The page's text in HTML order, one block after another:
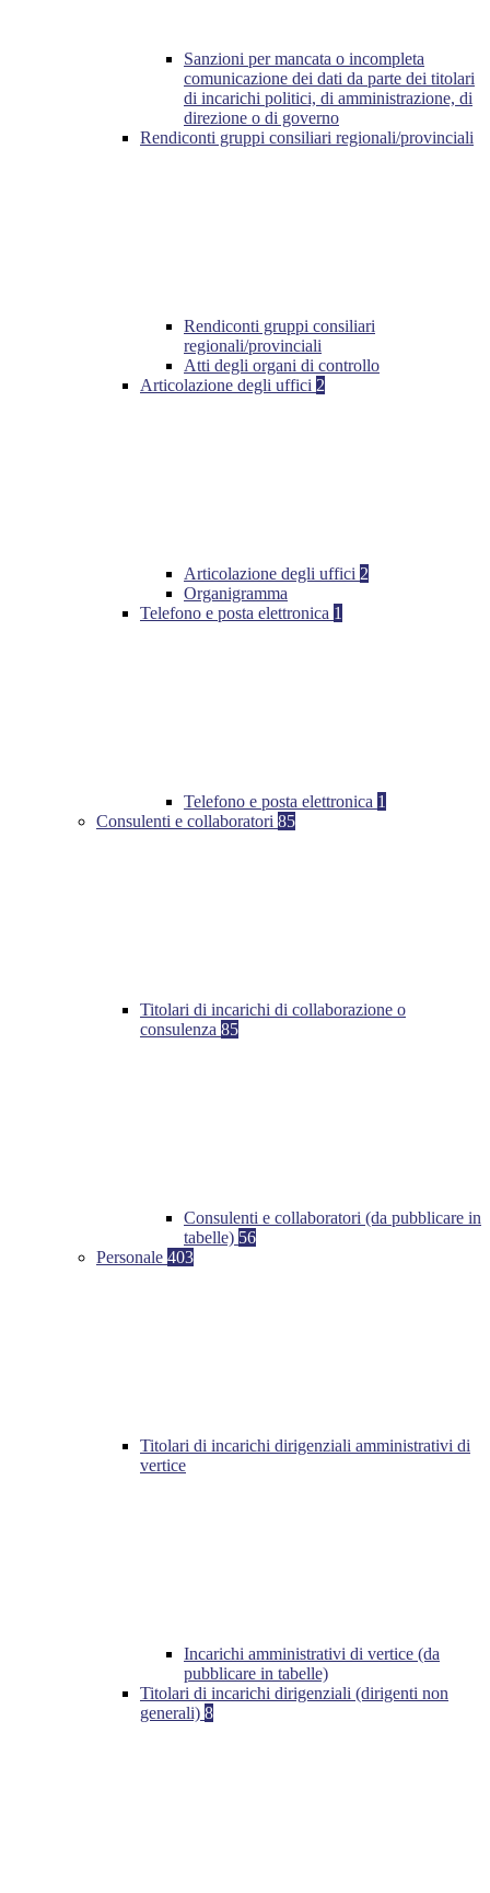
Sanzioni per mancata o incompleta
comunicazione dei dati da parte dei titolari
di incarichi politici, di amministrazione, di
direzione o di governo
Rendiconti gruppi consiliari regionali/provinciali
Rendiconti gruppi consiliari
regionali/provinciali
Atti degli organi di controllo
Articolazione degli uffici 2
Articolazione degli uffici 2
Organigramma
Telefono e posta elettronica 1
Telefono e posta elettronica 1
Consulenti e collaboratori 85
Titolari di incarichi di collaborazione o
consulenza 85
Consulenti e collaboratori (da pubblicare in
tabelle) 56
Personale 403
Titolari di incarichi dirigenziali amministrativi di
vertice
Incarichi amministrativi di vertice (da
pubblicare in tabelle)
Titolari di incarichi dirigenziali (dirigenti non
generali) 8